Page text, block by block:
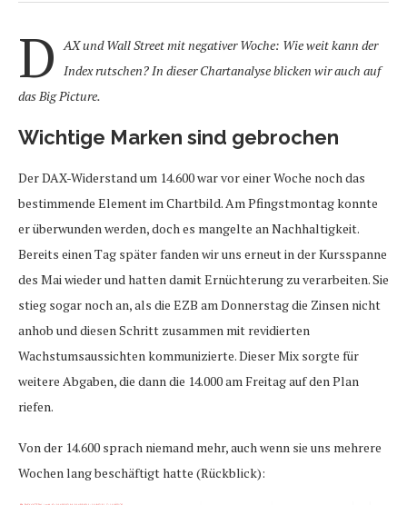
D
AX und Wall Street mit negativer Woche: Wie weit kann der
Index rutschen? In dieser Chartanalyse blicken wir auch auf
das Big Picture.
Wichtige Marken sind gebrochen
Der DAX-Widerstand um 14.600 war vor einer Woche noch das
bestimmende Element im Chartbild. Am Pfingstmontag konnte
er überwunden werden, doch es mangelte an Nachhaltigkeit.
Bereits einen Tag später fanden wir uns erneut in der Kursspanne
des Mai wieder und hatten damit Ernüchterung zu verarbeiten. Sie
stieg sogar noch an, als die EZB am Donnerstag die Zinsen nicht
anhob und diesen Schritt zusammen mit revidierten
Wachstumsaussichten kommunizierte. Dieser Mix sorgte für
weitere Abgaben, die dann die 14.000 am Freitag auf den Plan
riefen.
Von der 14.600 sprach niemand mehr, auch wenn sie uns mehrere
Wochen lang beschäftigt hatte (Rückblick):